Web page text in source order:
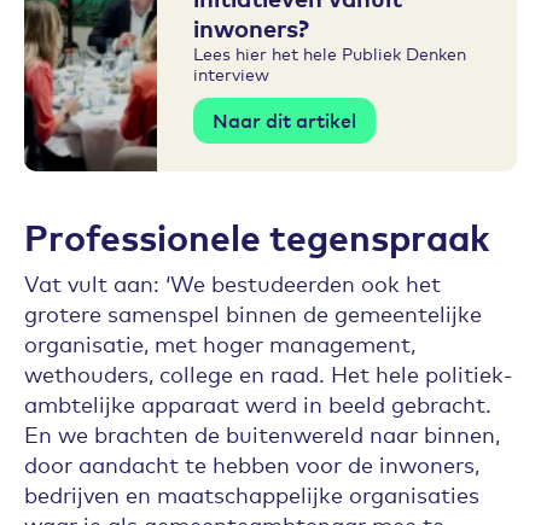
inwoners?
Lees hier het hele Publiek Denken
interview
Naar dit artikel
Professionele tegenspraak
Vat vult aan: ‘We bestudeerden ook het
grotere samenspel binnen de gemeentelijke
organisatie, met hoger management,
wethouders, college en raad. Het hele politiek-
ambtelijke apparaat werd in beeld gebracht.
En we brachten de buitenwereld naar binnen,
door aandacht te hebben voor de inwoners,
bedrijven en maatschappelijke organisaties